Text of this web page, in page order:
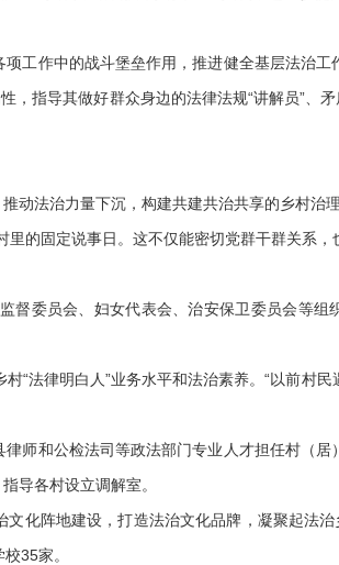
作中的战斗堡垒作用，推进健全基层法治工
指导其做好群众身边的法律法规“讲解员”、矛
法治力量下沉，构建共建共治共享的乡村治理
的固定说事日。这不仅能密切党群干群关系，
委员会、妇女代表会、治安保卫委员会等组
法律明白人”业务水平和法治素养。“以前村民
和公检法司等政法部门专业人才担任村（居
导各村设立调解室。
阵地建设，打造法治文化品牌，凝聚起法治
35家。